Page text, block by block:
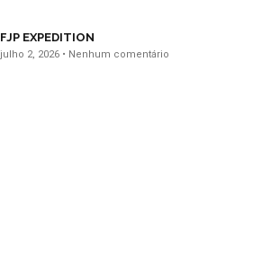
FJP EXPEDITION
julho 2, 2026 Nenhum comentário